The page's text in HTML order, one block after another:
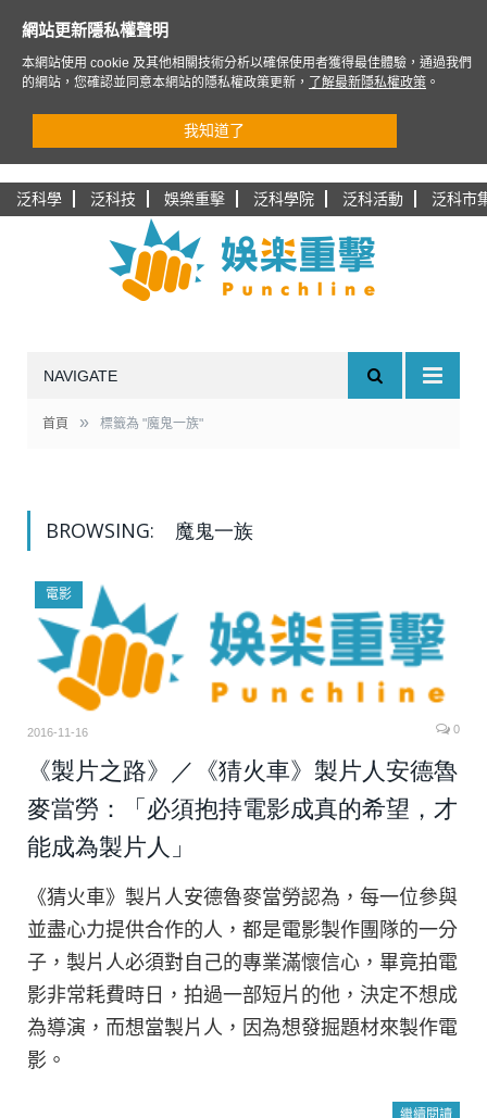
泛科學 泛科技 娛樂重擊 泛科學院 泛科活動 泛科市
NAVIGATE
首頁 » 標籤為 "魔鬼一族"
BROWSING: 魔鬼一族
電影
2016-11-16 0
《製片之路》／《猜火車》製片人安德魯
麥當勞：「必須抱持電影成真的希望，才
能成為製片人」
《猜火車》製片人安德魯麥當勞認為，每一位參與
並盡心力提供合作的人，都是電影製作團隊的一分
子，製片人必須對自己的專業滿懷信心，畢竟拍電
影非常耗費時日，拍過一部短片的他，決定不想成
為導演，而想當製片人，因為想發掘題材來製作電
影。
網站更新隱私權聲明
本網站使用 cookie 及其他相關技術分析以確保使用者獲得最佳體驗，通過我們
的網站，您確認並同意本網站的隱私權政策更新，
了解最新隱私權政策 。
我知道了